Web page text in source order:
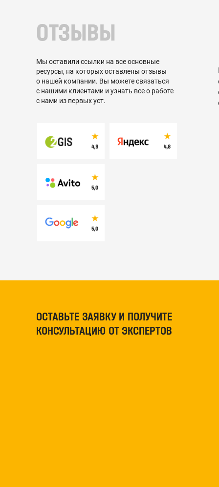
ОТЗЫВЫ
Мы оставили ссылки на все основные
ресурсы, на которых оставлены отзывы
о нашей компании. Вы можете связаться
с нашими клиентами и узнать все о работе
с нами из первых уст.
ОСТАВЬТЕ ЗАЯВКУ И ПОЛУЧИТЕ
КОНСУЛЬТАЦИЮ ОТ ЭКСПЕРТОВ